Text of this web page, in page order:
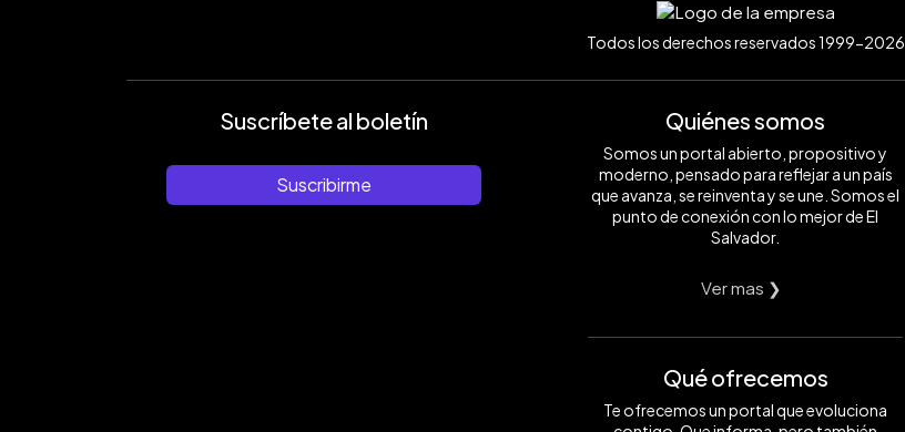
Todos los derechos reservados 1999-2026
Suscríbete al boletín
Suscribirme
Quiénes somos
Somos un portal abierto, propositivo y
moderno, pensado para reflejar a un país
que avanza, se reinventa y se une. Somos el
punto de conexión con lo mejor de El
Salvador.
Ver mas ❯
Qué ofrecemos
Te ofrecemos un portal que evoluciona